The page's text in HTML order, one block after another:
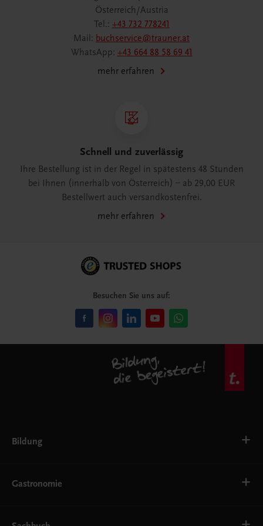
Österreich/Austria
Tel.: +43 732 778241
Mail: buchservice@trauner.at
WhatsApp: +43 664 88 58 69 41
mehr erfahren
Schnell und zuverlässig
Ihre Bestellung ist in der Regel in spätestens 48 Stunden
bei Ihnen (innerhalb von Österreich) – ab 29,00 EUR
Bestellwert auch versandkostenfrei.
mehr erfahren
Besuchen Sie uns auf:
Bildung
AHS
EWF/ZWF
Gastronomie